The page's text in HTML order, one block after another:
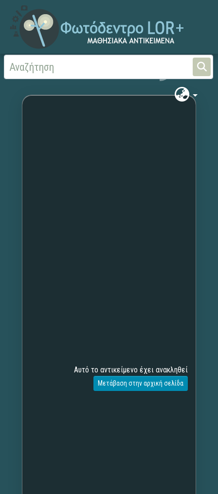
Αρχική Χωρίς τίτλο
Αυτό το αντικείμενο έχει ανακληθεί
Μετάβαση στην αρχική σελίδα